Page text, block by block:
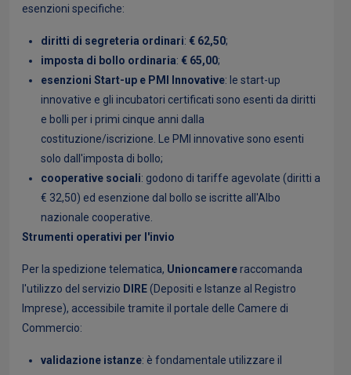
esenzioni specifiche:
diritti di segreteria ordinari: € 62,50;
imposta di bollo ordinaria: € 65,00;
esenzioni Start-up e PMI Innovative: le start-up
innovative e gli incubatori certificati sono esenti da diritti
e bolli per i primi cinque anni dalla
costituzione/iscrizione. Le PMI innovative sono esenti
solo dall'imposta di bollo;
cooperative sociali: godono di tariffe agevolate (diritti a
€ 32,50) ed esenzione dal bollo se iscritte all'Albo
nazionale cooperative.
Strumenti operativi per l'invio
Per la spedizione telematica, Unioncamereraccomanda
l'utilizzo del servizio DIRE(Depositi e Istanze al Registro
Imprese), accessibile tramite il portale delle Camere di
Commercio:
validazione istanze: è fondamentale utilizzare il